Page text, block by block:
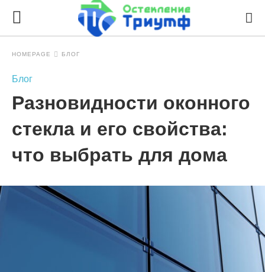
HOMEPAGE БЛОГ
Блог
Разновидности оконного
стекла и его свойства:
что выбрать для дома